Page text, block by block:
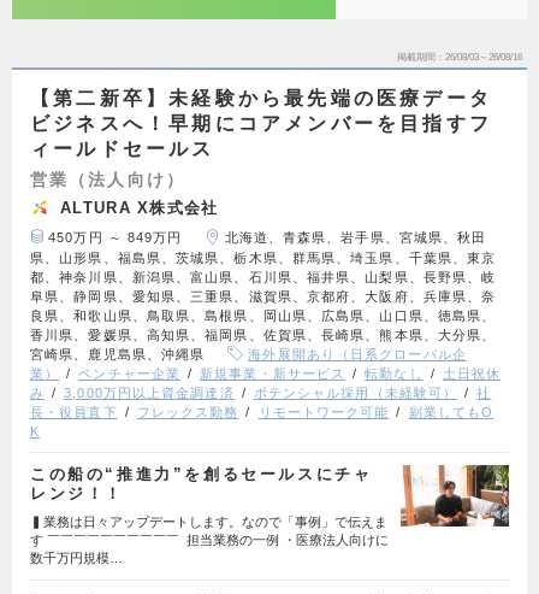
掲載期間 26/08/03～26/08/16
【第二新卒】未経験から最先端の医療データ
ビジネスへ！早期にコアメンバーを目指すフ
ィールドセールス
営業（法人向け）
ALTURA X株式会社
450万円 ～ 849万円
北海道、青森県、岩手県、宮城県、秋田
県、山形県、福島県、茨城県、栃木県、群馬県、埼玉県、千葉県、東京
都、神奈川県、新潟県、富山県、石川県、福井県、山梨県、長野県、岐
阜県、静岡県、愛知県、三重県、滋賀県、京都府、大阪府、兵庫県、奈
良県、和歌山県、鳥取県、島根県、岡山県、広島県、山口県、徳島県、
香川県、愛媛県、高知県、福岡県、佐賀県、長崎県、熊本県、大分県、
宮崎県、鹿児島県、沖縄県
海外展開あり（日系グローバル企
業）
ベンチャー企業 新規事業・新サービス 転勤なし
土日祝休
み
3,000万円以上資金調達済 ポテンシャル採用（未経験可）
社
長・役員直下
フレックス勤務 リモートワーク可能
副業してもO
K
この船の“推進力”を創るセールスにチャ
レンジ！！
▍業務は日々アップデートします。なので「事例」で伝えま
す ￣￣￣￣￣￣￣￣￣￣ 担当業務の一例 ・医療法人向けに
数千万円規模…